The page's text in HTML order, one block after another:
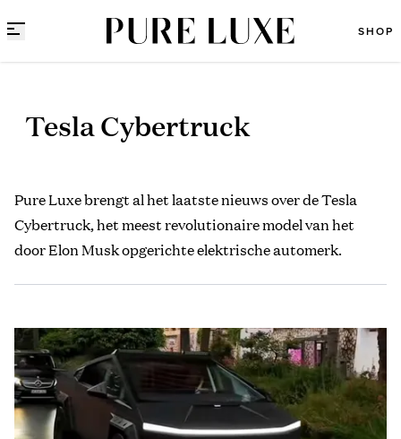
SHOP
Tesla Cybertruck
Pure Luxe brengt al het laatste nieuws over de Tesla
Cybertruck, het meest revolutionaire model van het
door Elon Musk opgerichte elektrische automerk.